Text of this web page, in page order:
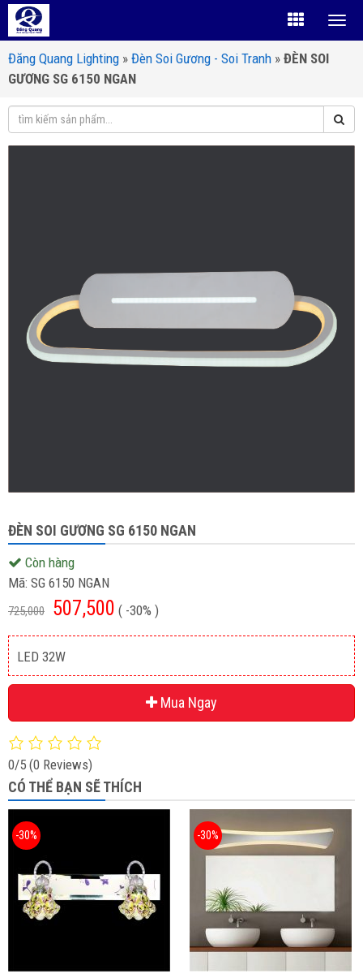
Đăng Quang Lighting » Đèn Soi Gương - Soi Tranh » ĐÈN SOI
GƯƠNG SG 6150 NGAN
ĐÈN SOI GƯƠNG SG 6150 NGAN
Còn hàng
Mã: SG 6150 NGAN
725,000 507,500 ( -30% )
LED 32W
Mua Ngay
0/5 (0 Reviews)
CÓ THỂ BẠN SẼ THÍCH
-30% -30%